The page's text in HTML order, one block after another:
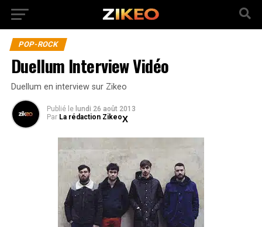
POP-ROCK
Duellum Interview Vidéo
Duellum en interview sur Zikeo
Publié le lundi 26 août 2013
Par La rédaction Zikeo